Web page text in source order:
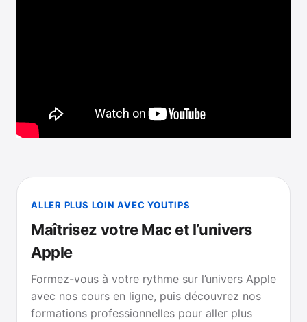
ALLER PLUS LOIN AVEC YOUTIPS
Maîtrisez votre Mac et l’univers
Apple
Formez-vous à votre rythme sur l’univers Apple
avec nos cours en ligne, puis découvrez nos
formations professionnelles pour aller plus